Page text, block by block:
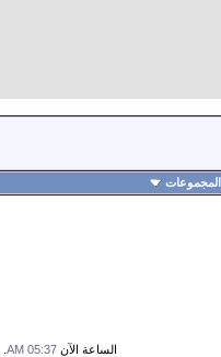
المجموعات
الساعة الآن 05:37 AM